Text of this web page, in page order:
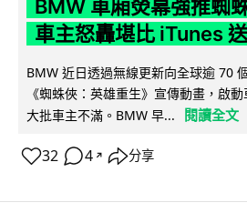
BMW 車廂熒幕強推蜘
車主怒轟堪比 iTunes
BMW 近日透過無線更新向全球逾 70
《蜘蛛俠：英雄重生》宣傳動畫，啟
大批車主不滿。BMW 早...
閱讀全文
32 4 ↗ 分享